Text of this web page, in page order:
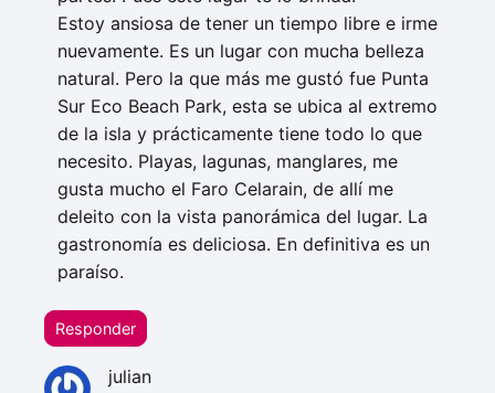
Estoy ansiosa de tener un tiempo libre e irme
nuevamente. Es un lugar con mucha belleza
natural. Pero la que más me gustó fue Punta
Sur Eco Beach Park, esta se ubica al extremo
de la isla y prácticamente tiene todo lo que
necesito. Playas, lagunas, manglares, me
gusta mucho el Faro Celarain, de allí me
deleito con la vista panorámica del lugar. La
gastronomía es deliciosa. En definitiva es un
paraíso.
Responder
julian